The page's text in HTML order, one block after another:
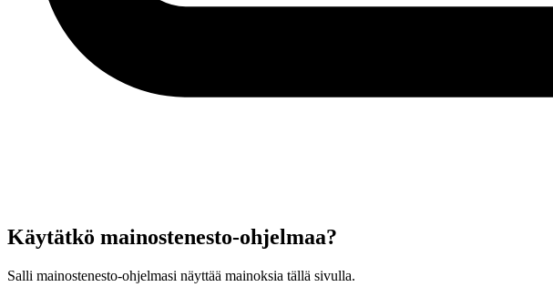
Käytätkö mainostenesto-ohjelmaa?
Salli mainostenesto-ohjelmasi näyttää mainoksia tällä sivulla.